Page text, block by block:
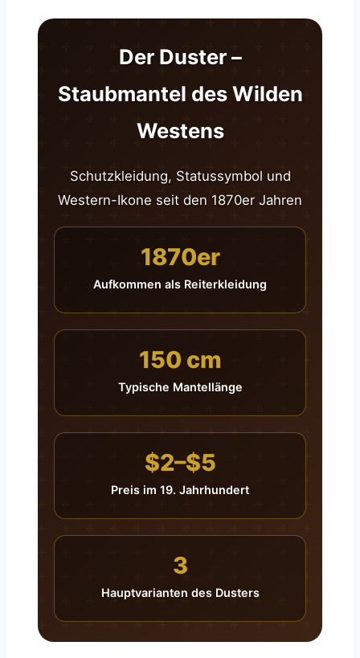
Der Duster –
Staubmantel des Wilden
Westens
Schutzkleidung, Statussymbol und
Western-Ikone seit den 1870er Jahren
1870er
Aufkommen als Reiterkleidung
150 cm
Typische Mantellänge
$2–$5
Preis im 19. Jahrhundert
3
Hauptvarianten des Dusters